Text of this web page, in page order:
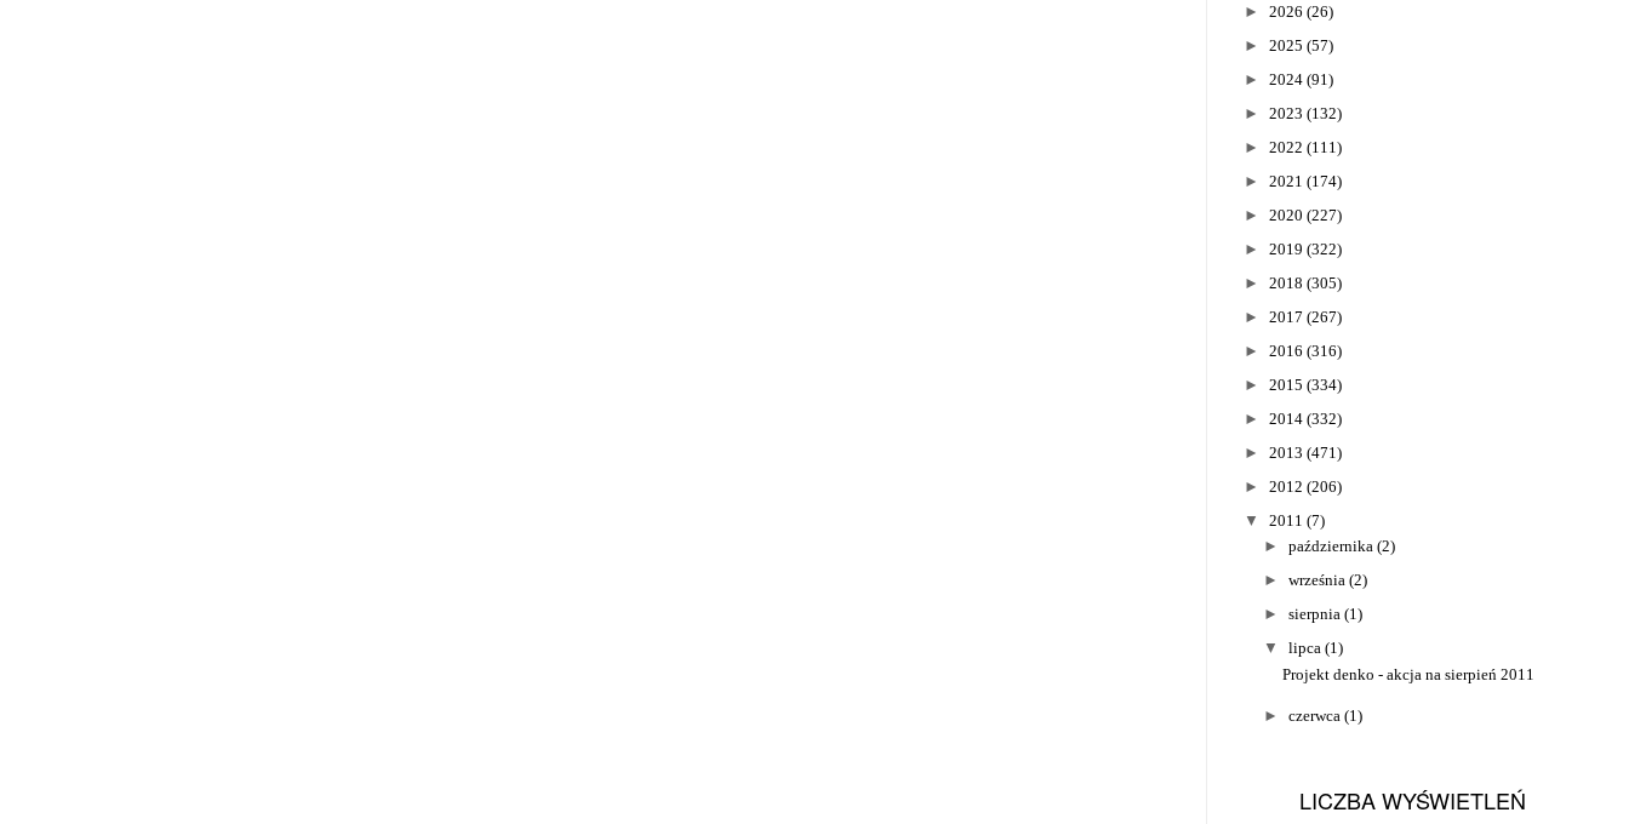
► 2026 (26)
► 2025 (57)
► 2024 (91)
► 2023 (132)
► 2022 (111)
► 2021 (174)
► 2020 (227)
► 2019 (322)
► 2018 (305)
► 2017 (267)
► 2016 (316)
► 2015 (334)
► 2014 (332)
► 2013 (471)
► 2012 (206)
▼
2011 (7)
► października (2)
► września (2)
► sierpnia (1)
▼
lipca (1)
Projekt denko - akcja na sierpień 2011
► czerwca (1)
LICZBA WYŚWIETLEŃ